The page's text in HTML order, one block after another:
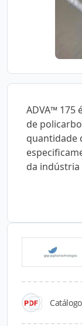
ADVA™ 175
de
quantidade
da